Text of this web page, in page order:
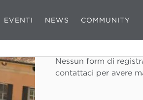
EVENTI NEWS COMMUNITY
Nessun form di
contattaci per avere